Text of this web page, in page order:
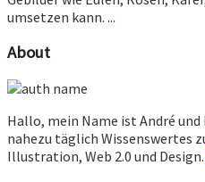
umsetzen kann. ...
About
Hallo, mein Name ist André
nahezu täglich Wissenswertes
Illustration, Web 2.0 und Design.